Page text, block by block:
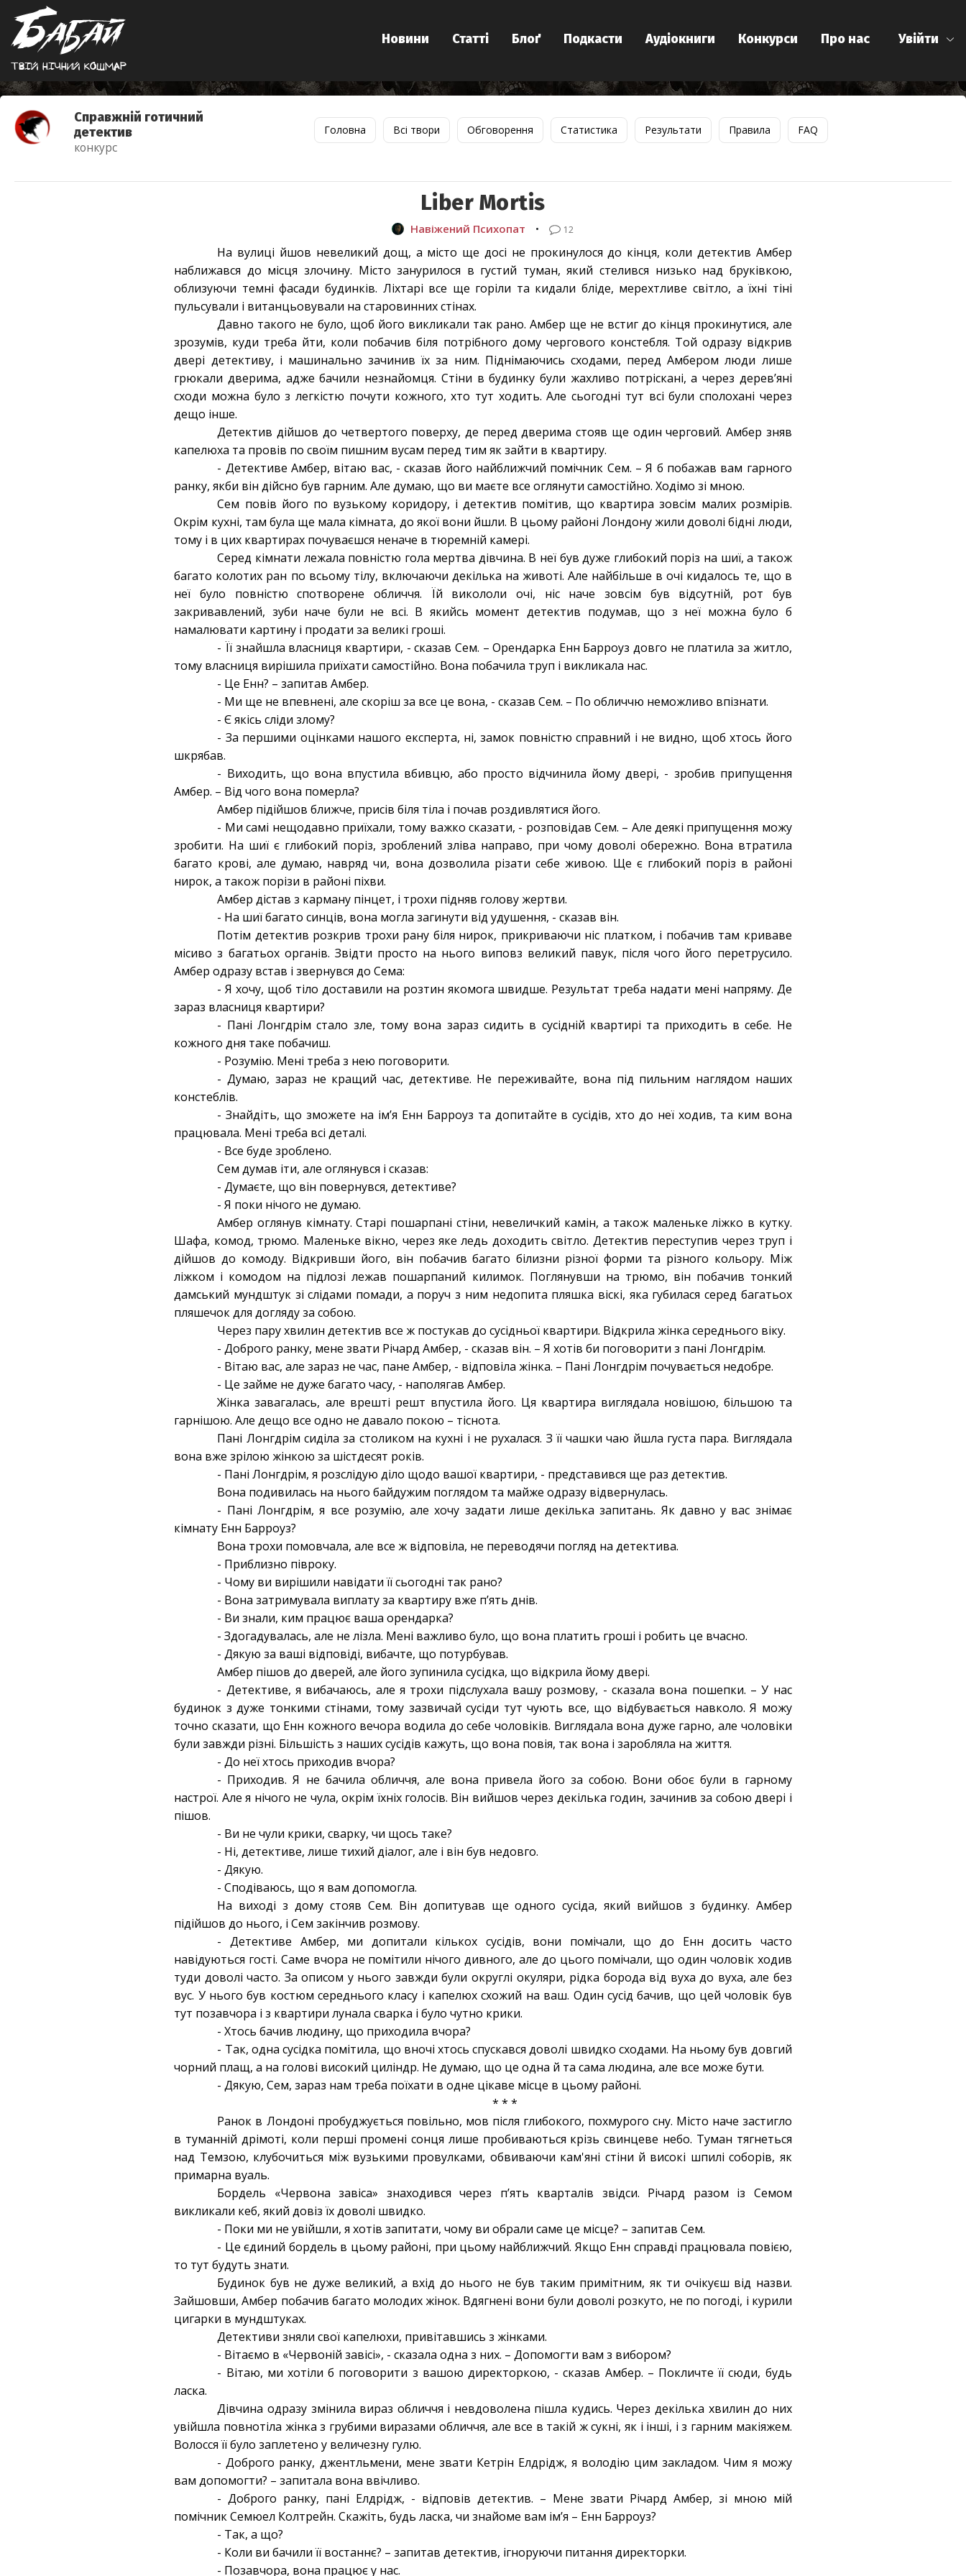
Твiй нiчний кошмар
Увійти
Новини Статті Блоґ Подкасти Аудіокниги Конкурси Про нас
Справжній готичний
детектив
конкурс
Головна Всі твори Обговорення Статистика Результати Правила FAQ
Liber Mortis
Навіжений Психопат • 12
На вулиці йшов невеликий дощ, а місто ще досі не прокинулося до кінця, коли детектив Амбер
наближався до місця злочину. Місто занурилося в густий туман, який стелився низько над бруківкою,
облизуючи темні фасади будинків. Ліхтарі все ще горіли та кидали бліде, мерехтливе світло, а їхні тіні
пульсували і витанцьовували на старовинних стінах.
Давно такого не було, щоб його викликали так рано. Амбер ще не встиг до кінця прокинутися, але
зрозумів, куди треба йти, коли побачив біля потрібного дому чергового констебля. Той одразу відкрив
двері детективу, і машинально зачинив їх за ним. Піднімаючись сходами, перед Амбером люди лише
грюкали дверима, адже бачили незнайомця. Стіни в будинку були жахливо потріскані, а через дерев’яні
сходи можна було з легкістю почути кожного, хто тут ходить. Але сьогодні тут всі були сполохані через
дещо інше.
Детектив дійшов до четвертого поверху, де перед дверима стояв ще один черговий. Амбер зняв
капелюха та провів по своїм пишним вусам перед тим як зайти в квартиру.
- Детективе Амбер, вітаю вас, - сказав його найближчий помічник Сем. – Я б побажав вам гарного
ранку, якби він дійсно був гарним. Але думаю, що ви маєте все оглянути самостійно. Ходімо зі мною.
Сем повів його по вузькому коридору, і детектив помітив, що квартира зовсім малих розмірів.
Окрім кухні, там була ще мала кімната, до якої вони йшли. В цьому районі Лондону жили доволі бідні люди,
тому і в цих квартирах почуваєшся неначе в тюремній камері.
Серед кімнати лежала повністю гола мертва дівчина. В неї був дуже глибокий поріз на шиї, а також
багато колотих ран по всьому тілу, включаючи декілька на животі. Але найбільше в очі кидалось те, що в
неї було повністю спотворене обличчя. Їй викололи очі, ніс наче зовсім був відсутній, рот був
закривавлений, зуби наче були не всі. В якийсь момент детектив подумав, що з неї можна було б
намалювати картину і продати за великі гроші.
- Її знайшла власниця квартири, - сказав Сем. – Орендарка Енн Барроуз довго не платила за житло,
тому власниця вирішила приїхати самостійно. Вона побачила труп і викликала нас.
- Це Енн? – запитав Амбер.
- Ми ще не впевнені, але скоріш за все це вона, - сказав Сем. – По обличчю неможливо впізнати.
- Є якісь сліди злому?
- За першими оцінками нашого експерта, ні, замок повністю справний і не видно, щоб хтось його
шкрябав.
- Виходить, що вона впустила вбивцю, або просто відчинила йому двері, - зробив припущення
Амбер. – Від чого вона померла?
Амбер підійшов ближче, присів біля тіла і почав роздивлятися його.
- Ми самі нещодавно приїхали, тому важко сказати, - розповідав Сем. – Але деякі припущення можу
зробити. На шиї є глибокий поріз, зроблений зліва направо, при чому доволі обережно. Вона втратила
багато крові, але думаю, навряд чи, вона дозволила різати себе живою. Ще є глибокий поріз в районі
нирок, а також порізи в районі піхви.
Амбер дістав з карману пінцет, і трохи підняв голову жертви.
- На шиї багато синців, вона могла загинути від удушення, - сказав він.
Потім детектив розкрив трохи рану біля нирок, прикриваючи ніс платком, і побачив там криваве
місиво з багатьох органів. Звідти просто на нього виповз великий павук, після чого його перетрусило.
Амбер одразу встав і звернувся до Сема:
- Я хочу, щоб тіло доставили на розтин якомога швидше. Результат треба надати мені напряму. Де
зараз власниця квартири?
- Пані Лонгдрім стало зле, тому вона зараз сидить в сусідній квартирі та приходить в себе. Не
кожного дня таке побачиш.
- Розумію. Мені треба з нею поговорити.
- Думаю, зараз не кращий час, детективе. Не переживайте, вона під пильним наглядом наших
констеблів.
- Знайдіть, що зможете на ім’я Енн Барроуз та допитайте в сусідів, хто до неї ходив, та ким вона
працювала. Мені треба всі деталі.
- Все буде зроблено.
Сем думав іти, але оглянувся і сказав:
- Думаєте, що він повернувся, детективе?
- Я поки нічого не думаю.
Амбер оглянув кімнату. Старі пошарпані стіни, невеличкий камін, а також маленьке ліжко в кутку.
Шафа, комод, трюмо. Маленьке вікно, через яке ледь доходить світло. Детектив переступив через труп і
дійшов до комоду. Відкривши його, він побачив багато білизни різної форми та різного кольору. Між
ліжком і комодом на підлозі лежав пошарпаний килимок. Поглянувши на трюмо, він побачив тонкий
дамський мундштук зі слідами помади, а поруч з ним недопита пляшка віскі, яка губилася серед багатьох
пляшечок для догляду за собою.
Через пару хвилин детектив все ж постукав до сусідньої квартири. Відкрила жінка середнього віку.
- Доброго ранку, мене звати Річард Амбер, - сказав він. – Я хотів би поговорити з пані Лонгдрім.
- Вітаю вас, але зараз не час, пане Амбер, - відповіла жінка. – Пані Лонгдрім почувається недобре.
- Це займе не дуже багато часу, - наполягав Амбер.
Жінка завагалась, але врешті решт впустила його. Ця квартира виглядала новішою, більшою та
гарнішою. Але дещо все одно не давало покою – тіснота.
Пані Лонгдрім сиділа за столиком на кухні і не рухалася. З її чашки чаю йшла густа пара. Виглядала
вона вже зрілою жінкою за шістдесят років.
- Пані Лонгдрім, я розслідую діло щодо вашої квартири, - представився ще раз детектив.
Вона подивилась на нього байдужим поглядом та майже одразу відвернулась.
- Пані Лонгдрім, я все розумію, але хочу задати лише декілька запитань. Як давно у вас знімає
кімнату Енн Барроуз?
Вона трохи помовчала, але все ж відповіла, не переводячи погляд на детектива.
- Приблизно півроку.
- Чому ви вирішили навідати її сьогодні так рано?
- Вона затримувала виплату за квартиру вже п’ять днів.
- Ви знали, ким працює ваша орендарка?
- Здогадувалась, але не лізла. Мені важливо було, що вона платить гроші і робить це вчасно.
- Дякую за ваші відповіді, вибачте, що потурбував.
Амбер пішов до дверей, але його зупинила сусідка, що відкрила йому двері.
- Детективе, я вибачаюсь, але я трохи підслухала вашу розмову, - сказала вона пошепки. – У нас
будинок з дуже тонкими стінами, тому зазвичай сусіди тут чують все, що відбувається навколо. Я можу
точно сказати, що Енн кожного вечора водила до себе чоловіків. Виглядала вона дуже гарно, але чоловіки
були завжди різні. Більшість з наших сусідів кажуть, що вона повія, так вона і заробляла на життя.
- До неї хтось приходив вчора?
- Приходив. Я не бачила обличчя, але вона привела його за собою. Вони обоє були в гарному
настрої. Але я нічого не чула, окрім їхніх голосів. Він вийшов через декілька годин, зачинив за собою двері і
пішов.
- Ви не чули крики, сварку, чи щось таке?
- Ні, детективе, лише тихий діалог, але і він був недовго.
- Дякую.
- Сподіваюсь, що я вам допомогла.
На виході з дому стояв Сем. Він допитував ще одного сусіда, який вийшов з будинку. Амбер
підійшов до нього, і Сем закінчив розмову.
- Детективе Амбер, ми допитали кількох сусідів, вони помічали, що до Енн досить часто
навідуються гості. Саме вчора не помітили нічого дивного, але до цього помічали, що один чоловік ходив
туди доволі часто. За описом у нього завжди були округлі окуляри, рідка борода від вуха до вуха, але без
вус. У нього був костюм середнього класу і капелюх схожий на ваш. Один сусід бачив, що цей чоловік був
тут позавчора і з квартири лунала сварка і було чутно крики.
- Хтось бачив людину, що приходила вчора?
- Так, одна сусідка помітила, що вночі хтось спускався доволі швидко сходами. На ньому був довгий
чорний плащ, а на голові високий циліндр. Не думаю, що це одна й та сама людина, але все може бути.
- Дякую, Сем, зараз нам треба поїхати в одне цікаве місце в цьому районі.
* * *
Ранок в Лондоні пробуджується повільно, мов після глибокого, похмурого сну. Місто наче застигло
в туманній дрімоті, коли перші промені сонця лише пробиваються крізь свинцеве небо. Туман тягнеться
над Темзою, клубочиться між вузькими провулками, обвиваючи кам'яні стіни й високі шпилі соборів, як
примарна вуаль.
Бордель «Червона завіса» знаходився через п’ять кварталів звідси. Річард разом із Семом
викликали кеб, який довіз їх доволі швидко.
- Поки ми не увійшли, я хотів запитати, чому ви обрали саме це місце? – запитав Сем.
- Це єдиний бордель в цьому районі, при цьому найближчий. Якщо Енн справді працювала повією,
то тут будуть знати.
Будинок був не дуже великий, а вхід до нього не був таким примітним, як ти очікуєш від назви.
Зайшовши, Амбер побачив багато молодих жінок. Вдягнені вони були доволі розкуто, не по погоді, і курили
цигарки в мундштуках.
Детективи зняли свої капелюхи, привітавшись з жінками.
- Вітаємо в «Червоній завісі», - сказала одна з них. – Допомогти вам з вибором?
- Вітаю, ми хотіли б поговорити з вашою директоркою, - сказав Амбер. – Покличте її сюди, будь
ласка.
Дівчина одразу змінила вираз обличчя і невдоволена пішла кудись. Через декілька хвилин до них
увійшла повнотіла жінка з грубими виразами обличчя, але все в такій ж сукні, як і інші, і з гарним макіяжем.
Волосся її було заплетено у величезну гулю.
- Доброго ранку, джентльмени, мене звати Кетрін Елдрідж, я володію цим закладом. Чим я можу
вам допомогти? – запитала вона ввічливо.
- Доброго ранку, пані Елдрідж, - відповів детектив. – Мене звати Річард Амбер, зі мною мій
помічник Семюел Колтрейн. Скажіть, будь ласка, чи знайоме вам ім’я – Енн Барроуз?
- Так, а що?
- Коли ви бачили її востаннє? – запитав детектив, ігноруючи питання директорки.
- Позавчора, вона працює у нас.